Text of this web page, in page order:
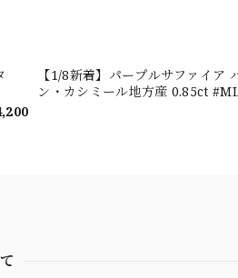
【1/8新着】パープルサファイア
ン・カシミール地方産 0.85ct